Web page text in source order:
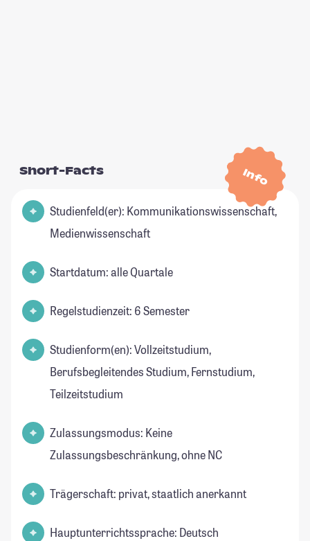
Info
Short-Facts
Studienfeld(er): Kommunikationswissenschaft,
Medienwissenschaft
Startdatum: alle Quartale
Regelstudienzeit: 6 Semester
Studienform(en): Vollzeitstudium,
Berufsbegleitendes Studium, Fernstudium,
Teilzeitstudium
Zulassungsmodus: Keine
Zulassungsbeschränkung, ohne NC
Trägerschaft: privat, staatlich anerkannt
Hauptunterrichtssprache: Deutsch